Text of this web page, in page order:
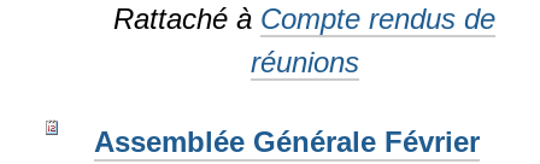
Rattaché à Compte rendus de
réunions
Assemblée Générale Février